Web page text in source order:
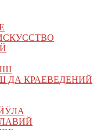
ДА КРАЕВЕДЕНИЙ